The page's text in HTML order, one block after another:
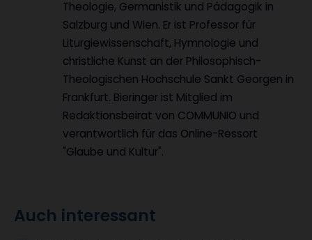
Theologie, Germanistik und Pädagogik in
Salzburg und Wien. Er ist Professor für
Liturgiewissenschaft, Hymnologie und
christliche Kunst an der Philosophisch-
Theologischen Hochschule Sankt Georgen in
Frankfurt. Bieringer ist Mitglied im
Redaktionsbeirat von COMMUNIO und
verantwortlich für das Online-Ressort
"Glaube und Kultur".
Auch interessant